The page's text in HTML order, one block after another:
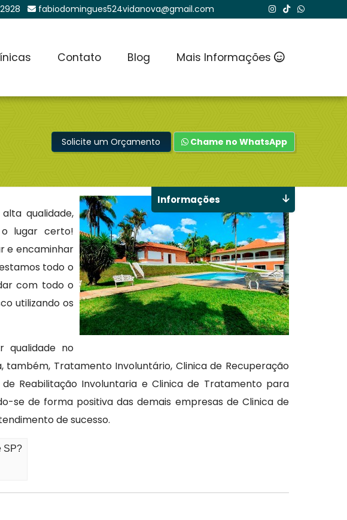
fabiodomingues524vidanova@gmail.com
Contato Blog Mais Informações
Solicite um Orçamento Chame no WhatsApp
qualidade,
o lugar certo!
e encaminhar
todo o
com todo o
utilizando os
qualidade no
Tratamento Involuntário, Clinica de Recuperação
Reabilitação Involuntaria e Clinica de Tratamento para
se de forma positiva das demais empresas de Clinica de
de sucesso.
SP?
Informações